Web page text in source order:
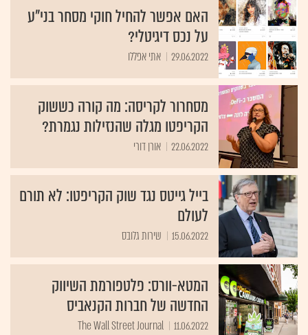
האם אפשר להחיל חוקי מסחר בני"ע
על נכס דיגיטלי?
29.06.2022 אתי אפללו
מסחרור לקריסה: מה קורה כששוק
הקריפטו מגלה שהנזילות נגמרת?
22.06.2022 אורן דורי
בייל גייטס נגד שוק הקריפטו: לא תורם
לעולם
15.06.2022 שירות גלובס
המטא-וורס: פלטפורמת השיווק
החדשה של חברות הקנאביס
11.06.2022
The Wall Street Journal